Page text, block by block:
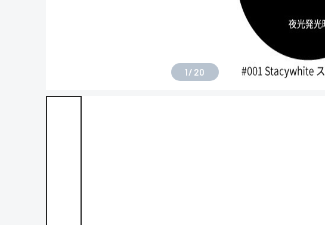
1/ 20